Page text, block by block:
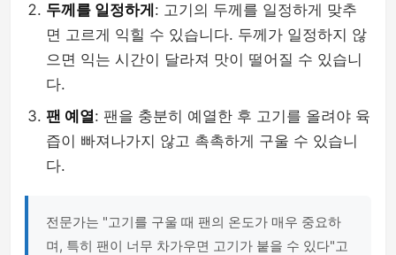
두께를 일정하게 : 고기의 두께를 일정하게 맞추
면 고르게 익힐 수 있습니다. 두께가 일정하지 않
으면 익는 시간이 달라져 맛이 떨어질 수 있습니
다.
팬 예열: 팬을 충분히 예열한 후 고기를 올려야 육
즙이 빠져나가지 않고 촉촉하게 구울 수 있습니
다.
전문가는 "고기를 구울 때 팬의 온도가 매우 중요하
며, 특히 팬이 너무 차가우면 고기가 붙을 수 있다"고